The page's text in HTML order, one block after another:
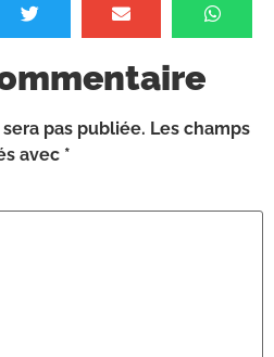
pas publiée. Les champs
avec *